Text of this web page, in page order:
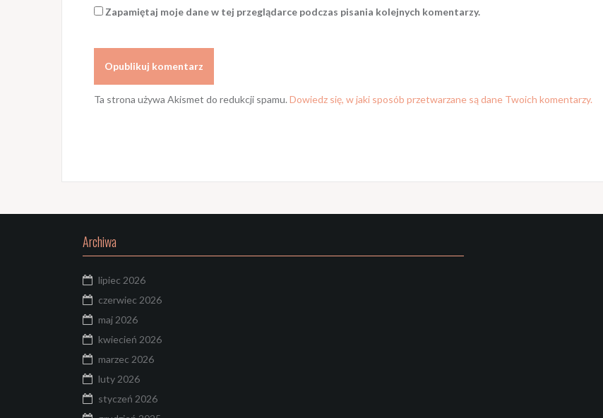
Zapamiętaj moje dane w tej przeglądarce podczas pisania kolejnych komentarzy.
Ta strona używa Akismet do redukcji spamu. Dowiedz się, w jaki sposób przetwarzane są dane Twoich komentarzy.
Archiwa
lipiec 2026
czerwiec 2026
maj 2026
kwiecień 2026
marzec 2026
luty 2026
styczeń 2026